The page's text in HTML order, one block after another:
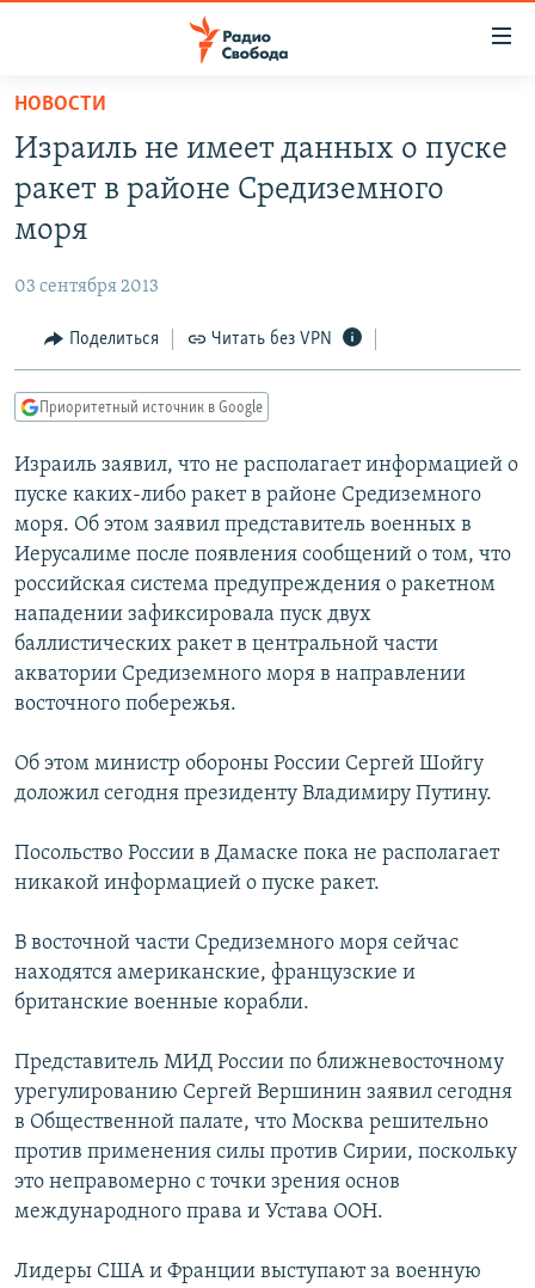
упрощенного
доступа
основному
Вернутся
Вернутся
поиску
ПОДКАСТЫ
АВТОРСКИЕ ПРОЕКТЫ
МНЕНИЯ
КУЛЬТУРА
КАВКАЗ.РЕАЛИИ
СЕВЕР.РЕАЛИИ
СИБИРЬ.РЕАЛИИ
РАСПИСАНИЕ ВЕЩАНИЯ
ПОДПИШИТЕСЬ НА РАССЫЛКУ
СОЦИАЛЬНЫЕ СЕТИ
НОВОСТИ
Израиль не имеет данных о пуске
ракет в районе Средиземного
моря
03 сентября 2013
Поделиться Читать без VPN
Приоритетный источник в Google
Израиль заявил, что не располагает информацией о
пуске каких-либо ракет в районе Средиземного
моря. Об этом заявил представитель военных в
Иерусалиме после появления сообщений о том, что
российская система предупреждения о ракетном
нападении зафиксировала пуск двух
баллистических ракет в центральной части
акватории Средиземного моря в направлении
восточного побережья.
Об этом министр обороны России Сергей Шойгу
доложил сегодня президенту Владимиру Путину.
Посольство России в Дамаске пока не располагает
никакой информацией о пуске ракет.
В восточной части Средиземного моря сейчас
находятся американские, французские и
британские военные корабли.
Представитель МИД России по ближневосточному
урегулированию Сергей Вершинин заявил сегодня
в Общественной палате, что Москва решительно
против применения силы против Сирии, поскольку
это неправомерно с точки зрения основ
международного права и Устава ООН.
Лидеры США и Франции выступают за военную